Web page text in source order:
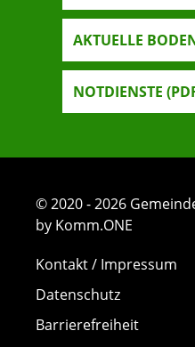
AKTUELLE
NOTDIENSTE
© 2020 - 2026
by Komm.ONE
Kontakt / Impressum
Datenschutz
Barrierefreiheit